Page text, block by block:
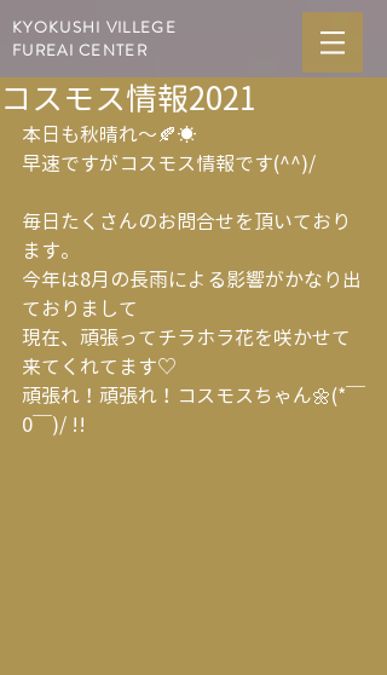
KYOKUSHI VILLEGE
FUREAI CENTER
コスモス情報2021
本日も秋晴れ～🍂☀
早速ですがコスモス情報です(^^)/
毎日たくさんのお問合せを頂いており
ます。
今年は8月の長雨による影響がかなり出
ておりまして
現在、頑張ってチラホラ花を咲かせて
来てくれてます♡
頑張れ！頑張れ！コスモスちゃん🌼(*￣
0￣)/ !!